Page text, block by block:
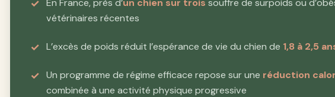
En France, près d’un chien sur trois souffre de surpoids ou
vétérinaires récentes
L’excès de poids réduit l’espérance de vie du chien de 1,8 à 2,5
Un programme de régime efficace repose sur une réduction
combinée à une activité physique progressive